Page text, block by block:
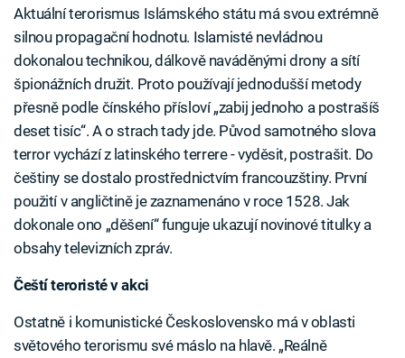
Aktuální terorismus Islámského státu má svou extrémně
silnou propagační hodnotu. Islamisté nevládnou
dokonalou technikou, dálkově naváděnými drony a sítí
špionážních družit. Proto používají jednodušší metody
přesně podle čínského přísloví „zabij jednoho a postrašíš
deset tisíc“. A o strach tady jde. Původ samotného slova
terror vychází z latinského terrere - vyděsit, postrašit. Do
češtiny se dostalo prostřednictvím francouzštiny. První
použití v angličtině je zaznamenáno v roce 1528. Jak
dokonale ono „děšení“ funguje ukazují novinové titulky a
obsahy televizních zpráv.
Čeští teroristé v akci
Ostatně i komunistické Československo má v oblasti
světového terorismu své máslo na hlavě. „Reálně